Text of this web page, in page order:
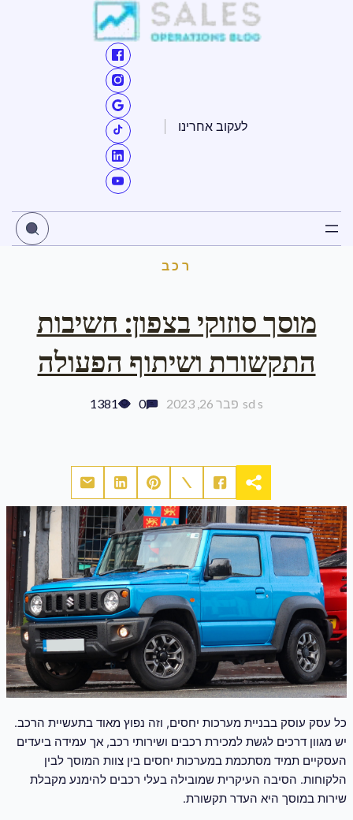
לעקוב אחרינו
רכב
מוסך סוזוקי בצפון: חשיבות
התקשורת ושיתוף הפעולה
sd s פבר 26, 2023 0
1381
כל עסק עוסק בבניית מערכות יחסים, וזה נפוץ מאוד בתעשיית הרכב.
יש מגוון דרכים לגשת למכירת רכבים ושירותי רכב, אך עמידה ביעדים
העסקיים תמיד מסתכמת במערכות יחסים בין צוות המוסך לבין
הלקוחות. הסיבה העיקרית שמובילה בעלי רכבים להימנע מקבלת
שירות במוסך היא העדר תקשורת.